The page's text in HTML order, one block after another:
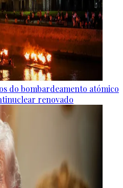
do bombardeamento atómico
renovado